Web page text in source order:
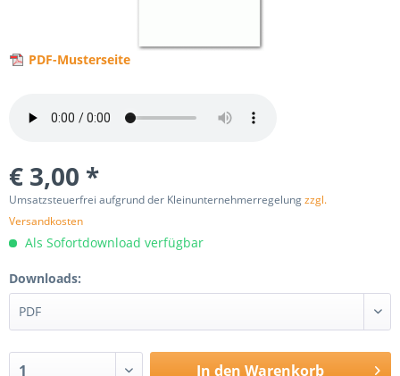
PDF-Musterseite
€ 3,00 *
Umsatzsteuerfrei aufgrund der Kleinunternehmerregelungzzgl.
Versandkosten
Als Sofortdownload verfügbar
Downloads:
In den Warenkorb